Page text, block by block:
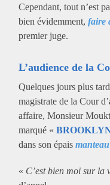
Cependant, tout n’est
bien évidemment,faire
premier juge.
L’audience de la
Quelques jours plus
magistrate de la Cour
affaire, Monsieur
marqué «
dans son épais
« C’est bien moi sur la